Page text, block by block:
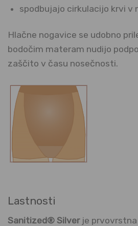
spodbujajo cirkulacijo krvi v
Hlačne nogavice se udobno
bodočim materam nudijo
zaščito v času nosečnosti.
Lastnosti
Sanitized® Silverje